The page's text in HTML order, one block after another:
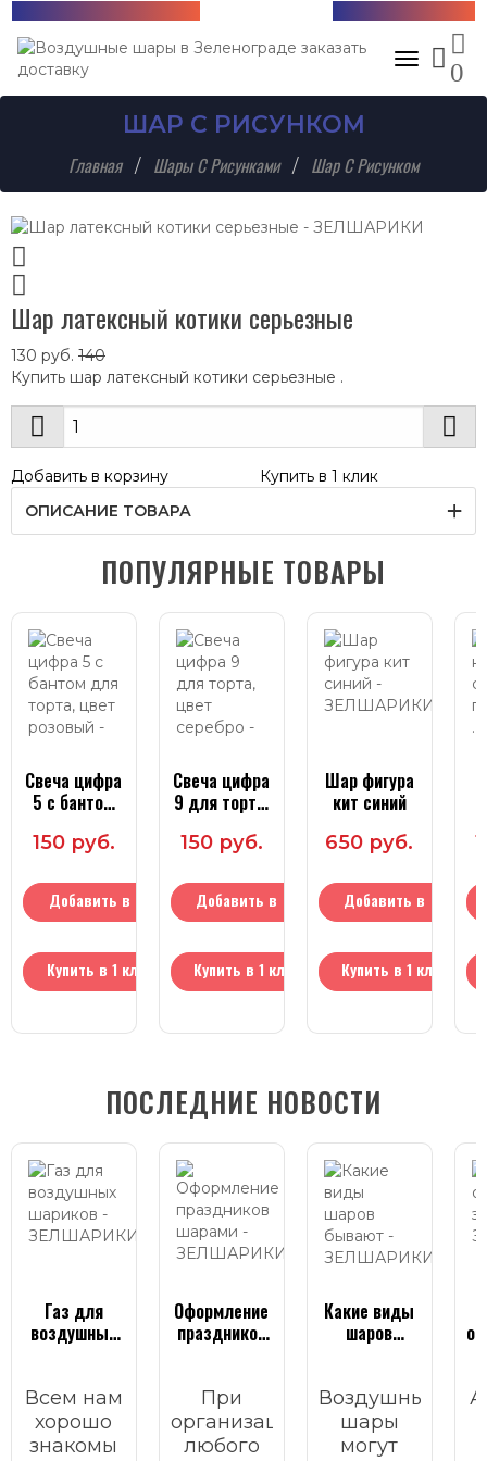
Toggle
0
ШАР С РИСУНКОМ
Главная Шары С Рисунками Шар С Рисунком
Шар латексный котики серьезные
130 руб. 140
Купить шар латексный котики серьезные .
Добавить в корзину
Купить в 1 клик
ОПИСАНИЕ ТОВАРА
ПОПУЛЯРНЫЕ ТОВАРЫ
Свеча цифра
5 с бантом
цвет
150 руб.
Добавить в
Купить в 1 клик
Свеча цифра
9 для торта,
150 руб.
Добавить в
Купить в 1 клик
Шар фигура
кит синий
650 руб.
Добавить в
Купить в 1 клик
ПОСЛЕДНИЕ НОВОСТИ
Газ для
воздушных
Всем нам
хорошо
знакомы
Оформление
праздников
При
организации
любого
Какие виды
шаров
Воздушные
шары
могут